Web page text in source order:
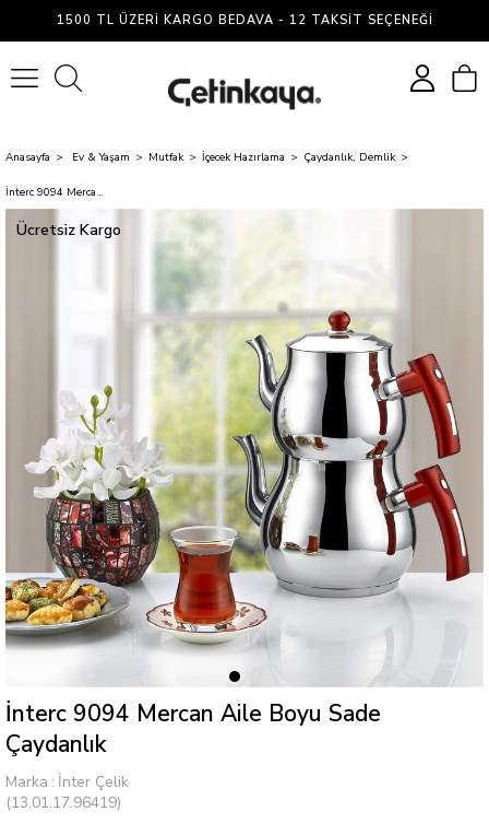
1500 TL ÜZERI KARGO BEDAVA - 12 TAKSIT SEÇENEĞI
Anasayfa Ev & Yaşam Mutfak İçecek Hazırlama Çaydanlık, Demlik
İnterc 9094 Mercan Aile Boyu Sade Çaydanlık
Ücretsiz Kargo
İnterc 9094 Mercan Aile Boyu Sade
Çaydanlık
Marka : İnter Çelik
(13.01.17.96419)